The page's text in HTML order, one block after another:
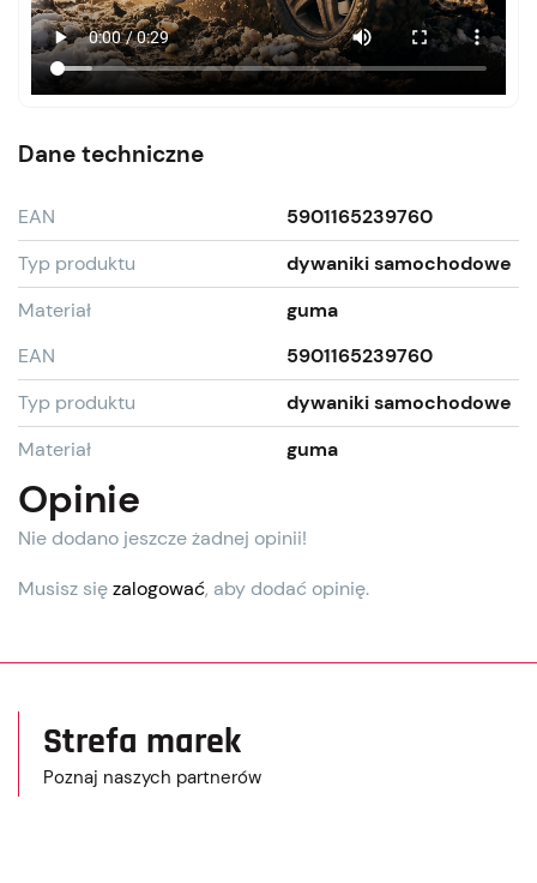
Dane techniczne
EAN
5901165239760
Typ produktu
dywaniki samochodowe
Materiał
guma
EAN
5901165239760
Typ produktu
dywaniki samochodowe
Materiał
guma
Opinie
Nie dodano jeszcze żadnej opinii!
Musisz sięzalogować, aby dodać opinię.
Strefa marek
Poznaj naszych partnerów